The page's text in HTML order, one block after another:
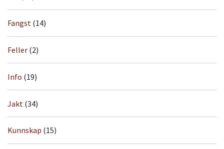
Fangst (14)
Feller (2)
Info (19)
Jakt (34)
Kunnskap (15)